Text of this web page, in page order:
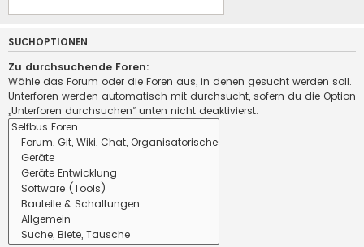
SUCHOPTIONEN
Zu durchsuchende Foren:
Wähle das Forum oder die Foren aus, in denen gesucht werden soll.
Unterforen werden automatisch mit durchsucht, sofern du die Option
„Unterforen durchsuchen“ unten nicht deaktivierst.